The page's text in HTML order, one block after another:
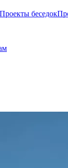
Проекты беседок